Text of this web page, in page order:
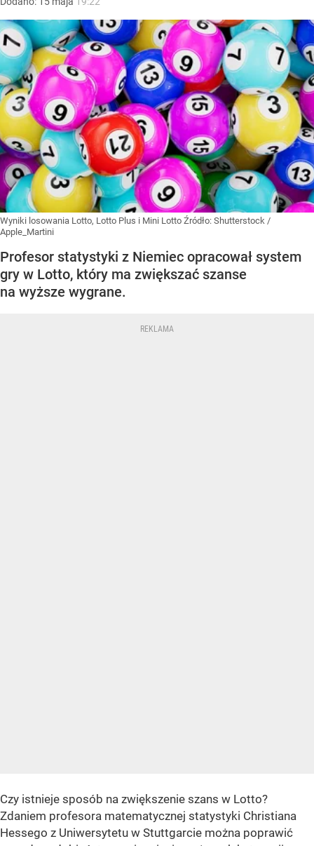
Wyniki losowania Lotto, Lotto Plus i Mini Lotto Źródło: Shutterstock /
Apple_Martini
Profesor statystyki z Niemiec opracował system
gry w Lotto, który ma zwiększać szanse
na wyższe wygrane.
Czy istnieje sposób na zwiększenie szans w Lotto?
Zdaniem profesora matematycznej statystyki Christiana
Hessego z Uniwersytetu w Stuttgarcie można poprawić